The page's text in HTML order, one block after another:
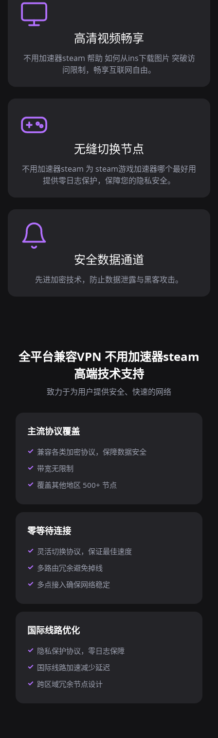
高清视频畅享
不用加速器steam 帮助 如何从ins下载图片 突破访
问限制，畅享互联网自由。
无缝切换节点
不用加速器steam 为 steam游戏加速器哪个最好用
提供零日志保护，保障您的隐私安全。
安全数据通道
先进加密技术，防止数据泄露与黑客攻击。
全平台兼容VPN 不用加速器steam
高端技术支持
致力于为用户提供安全、快速的网络
主流协议覆盖
兼容各类加密协议，保障数据安全
带宽无限制
覆盖其他地区 500+ 节点
零等待连接
灵活切换协议，保证最佳速度
多路由冗余避免掉线
多点接入确保网络稳定
国际线路优化
隐私保护协议，零日志保障
国际线路加速减少延迟
跨区域冗余节点设计